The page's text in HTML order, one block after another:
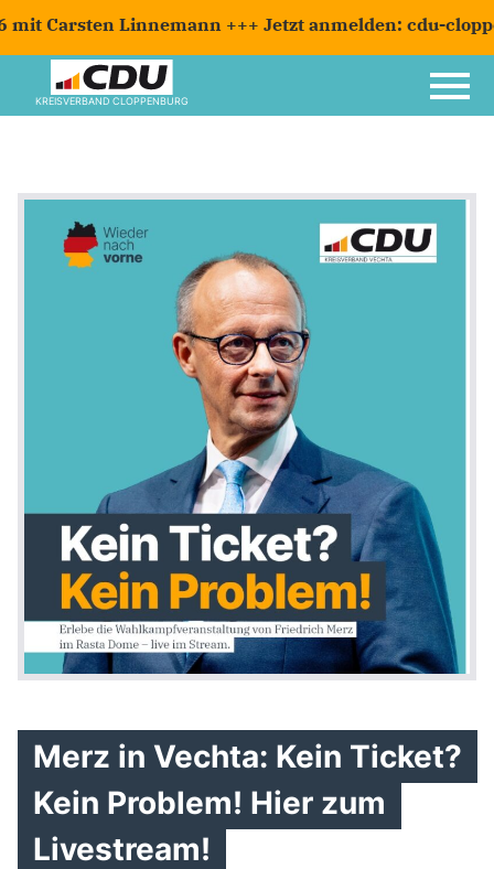
Carsten Linnemann +++ Jetzt anmelden: cdu-
KREISVERBAND CLOPPENBURG
Merz in Vechta: Kein Ticket?
Kein Problem! Hier zum
Livestream!